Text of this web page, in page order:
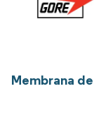
Membrana